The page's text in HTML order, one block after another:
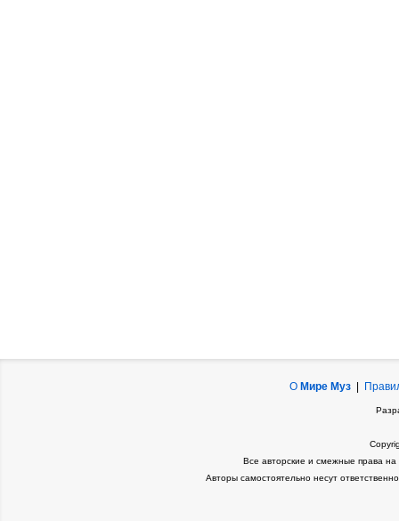
О Мире Муз|
Все авторские и смежные права
Авторы самостоятельно несут